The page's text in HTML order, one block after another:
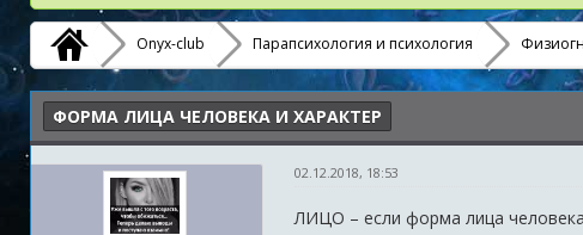
Onyx-club Парапсихология и психология
ФОРМА ЛИЦА ЧЕЛОВЕКА И ХАРАКТЕР
02.12.2018, 18:53
ЛИЦО – если форма лица